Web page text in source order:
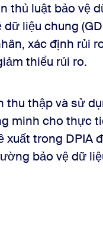
thủ luật bảo vệ
liệu chung
xác định rủi
thiểu rủi ro.
thu thập và sử
minh cho thực
xuất trong DPIA
bảo vệ dữ